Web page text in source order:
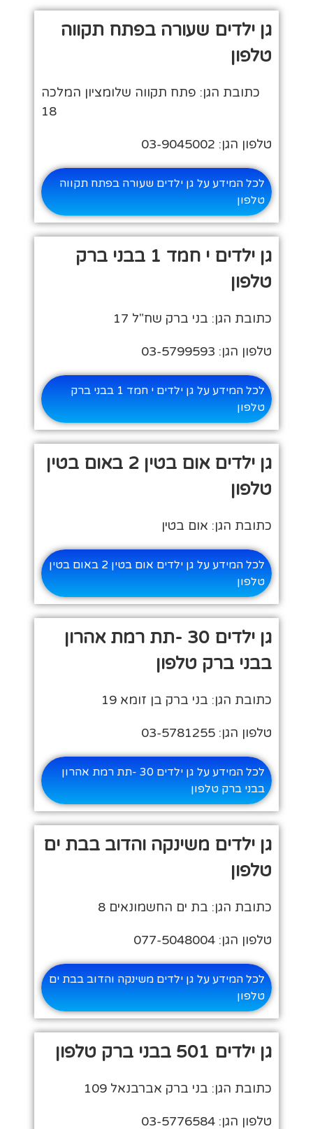
גן ילדים שעורה בפתח תקווה
טלפון
כתובת הגן: פתח תקווה שלומציון המלכה
18
טלפון הגן: 03-9045002
לכל המידע על גן ילדים שעורה בפתח תקווה
טלפון
גן ילדים י חמד 1 בבני ברק
טלפון
כתובת הגן: בני ברק שח"ל 17
טלפון הגן: 03-5799593
לכל המידע על גן ילדים י חמד 1 בבני ברק
טלפון
גן ילדים אום בטין 2 באום בטין
טלפון
כתובת הגן: אום בטין
לכל המידע על גן ילדים אום בטין 2 באום בטין
טלפון
גן ילדים 30 -תת רמת אהרון
בבני ברק טלפון
כתובת הגן: בני ברק בן זומא 19
טלפון הגן: 03-5781255
לכל המידע על גן ילדים 30 -תת רמת אהרון
בבני ברק טלפון
גן ילדים משינקה והדוב בבת ים
טלפון
כתובת הגן: בת ים החשמונאים 8
טלפון הגן: 077-5048004
לכל המידע על גן ילדים משינקה והדוב בבת ים
טלפון
גן ילדים 501 בבני ברק טלפון
כתובת הגן: בני ברק אברבנאל 109
טלפון הגן: 03-5776584